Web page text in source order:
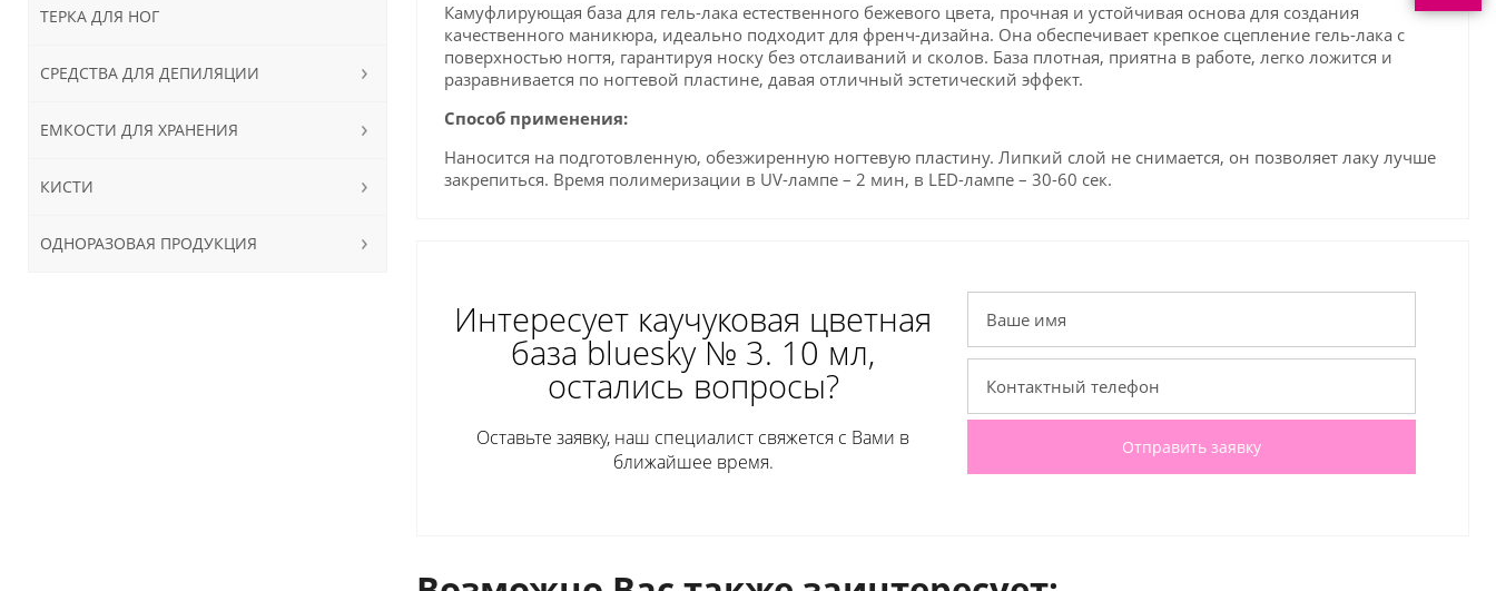
Камуфлирующая база для гель-лака естественного бежевого цвета, прочная и устойчивая основа для создания
качественного маникюра, идеально подходит для френч-дизайна. Она обеспечивает крепкое сцепление гель-лака с
поверхностью ногтя, гарантируя носку без отслаиваний и сколов. База плотная, приятна в работе, легко ложится и
разравнивается по ногтевой пластине, давая отличный эстетический эффект.
Способ применения:
Наносится на подготовленную, обезжиренную ногтевую пластину. Липкий слой не снимается, он позволяет лаку лучше
закрепиться. Время полимеризации в UV-лампе – 2 мин, в LED-лампе – 30-60 сек.
Интересует каучуковая цветная
база bluesky № 3. 10 мл,
остались вопросы?
Оставьте заявку, наш специалист свяжется с Вами в
ближайшее время.
Отправить заявку
ТЕРКА ДЛЯ НОГ
СРЕДСТВА ДЛЯ ДЕПИЛЯЦИИ
ЕМКОСТИ ДЛЯ ХРАНЕНИЯ
КИСТИ
ОДНОРАЗОВАЯ ПРОДУКЦИЯ